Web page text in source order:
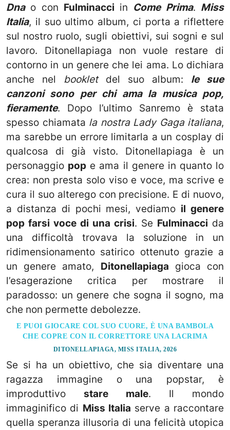
Dnao con Fulminacci in Come Prima. Miss
Italia, il suo ultimo album, ci porta a riflettere
sul nostro ruolo, sugli obiettivi, sui sogni e sul
lavoro. Ditonellapiaga non vuole restare di
contorno in un genere che lei ama. Lo dichiara
anche nel bookletdel suo album: le sue
canzoni sono per chi ama la musica pop,
fieramente. Dopo l’ultimo Sanremo è stata
spesso chiamata la nostra Lady Gaga italiana,
ma sarebbe un errore limitarla a un cosplay di
qualcosa di già visto. Ditonellapiaga è un
personaggio pop e ama il genere in quanto lo
crea: non presta solo viso e voce, ma scrive e
cura il suo alterego con precisione. E di nuovo,
a distanza di pochi mesi, vediamo il genere
pop farsi voce di una crisi. Se Fulminacci da
una difficoltà trovava la soluzione in un
ridimensionamento satirico ottenuto grazie a
un genere amato, Ditonellapiaga gioca con
l’esagerazione critica per mostrare il
paradosso: un genere che sogna il sogno, ma
che non permette debolezze.
E PUOI GIOCARE COL SUO CUORE, È UNA BAMBOLA
CHE COPRE CON IL CORRETTORE UNA LACRIMA
DITONELLAPIAGA, MISS ITALIA, 2026
Se si ha un obiettivo, che sia diventare una
ragazza immagine o una popstar, è
improduttivo stare male. Il mondo
immaginifico di Miss Italia serve a raccontare
quella speranza illusoria di una felicità utopica